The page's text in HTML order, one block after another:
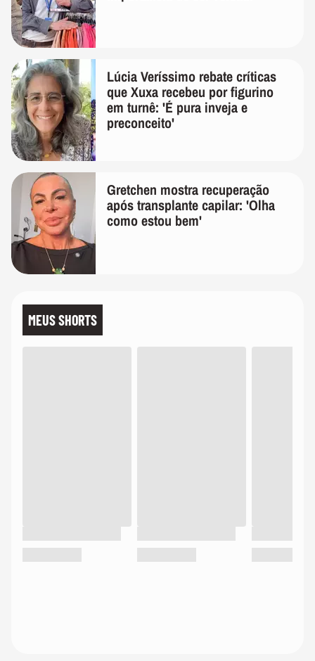
Lúcia Veríssimo rebate críticas
que Xuxa recebeu por figurino
em turnê: 'É pura inveja e
preconceito'
Gretchen mostra recuperação
após transplante capilar: 'Olha
como estou bem'
MEUS SHORTS